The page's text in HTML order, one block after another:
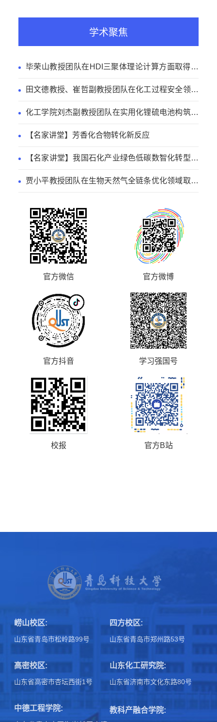
学术聚焦
毕荣山教授团队在HDI三聚体理论计算方面取得新
田文德教授、崔哲副教授团队在化工过程安全领域
化工学院刘杰副教授团队在实用化锂硫电池构筑方
【名家讲堂】芳香化合物转化新反应
【名家讲堂】我国石化产业绿色低碳数智化转型路
贾小平教授团队在生物天然气全链条优化领域取得
官方微信 官方微博
官方抖音 学习强国号
校报 官方B站
崂山校区:
山东省青岛市松岭路99号
四方校区:
山东省青岛市郑州路53号
高密校区:
山东省高密市杏坛西街1号
山东化工研究院:
山东省济南市文化东路80号
中德工程学院: 教科产融合学院: